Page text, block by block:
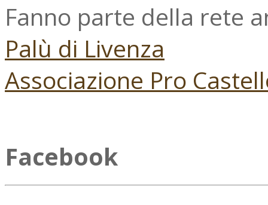
Fanno parte della rete
Palù di Livenza
Associazione Pro
Facebook